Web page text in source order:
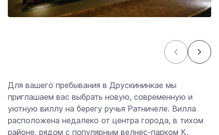
Для вашего пребывания в Друскининкае мы
приглашаем вас выбрать новую, современную и
уютную виллу на берегу ручья Ратничеле. Вилла
расположена недалеко от центра города, в тихом
районе, рядом с популярным велнес-парком К.